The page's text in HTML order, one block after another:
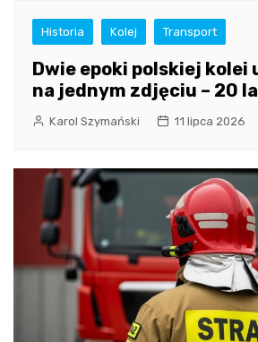
Historia Kolej Transport
Dwie epoki polskiej kolei
na jednym zdjęciu – 20
Karol Szymański 11 lipca 2026